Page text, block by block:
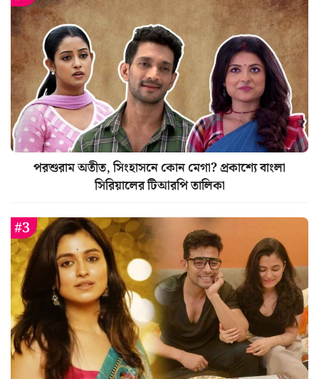
পরশুরাম অতীত, সিংহাসনে কোন মেগা? প্রকাশ্যে বাংলা
সিরিয়ালের টিআরপি তালিকা